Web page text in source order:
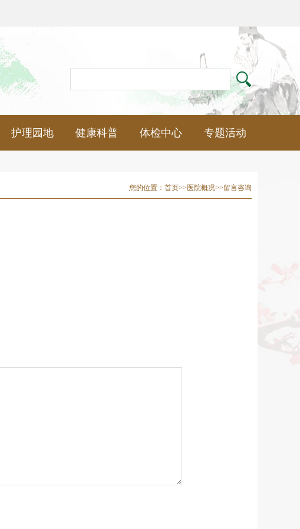
护理园地 健康科普 体检中心 专题活动
您的位置： 首页>> 医院概况>>留言咨询